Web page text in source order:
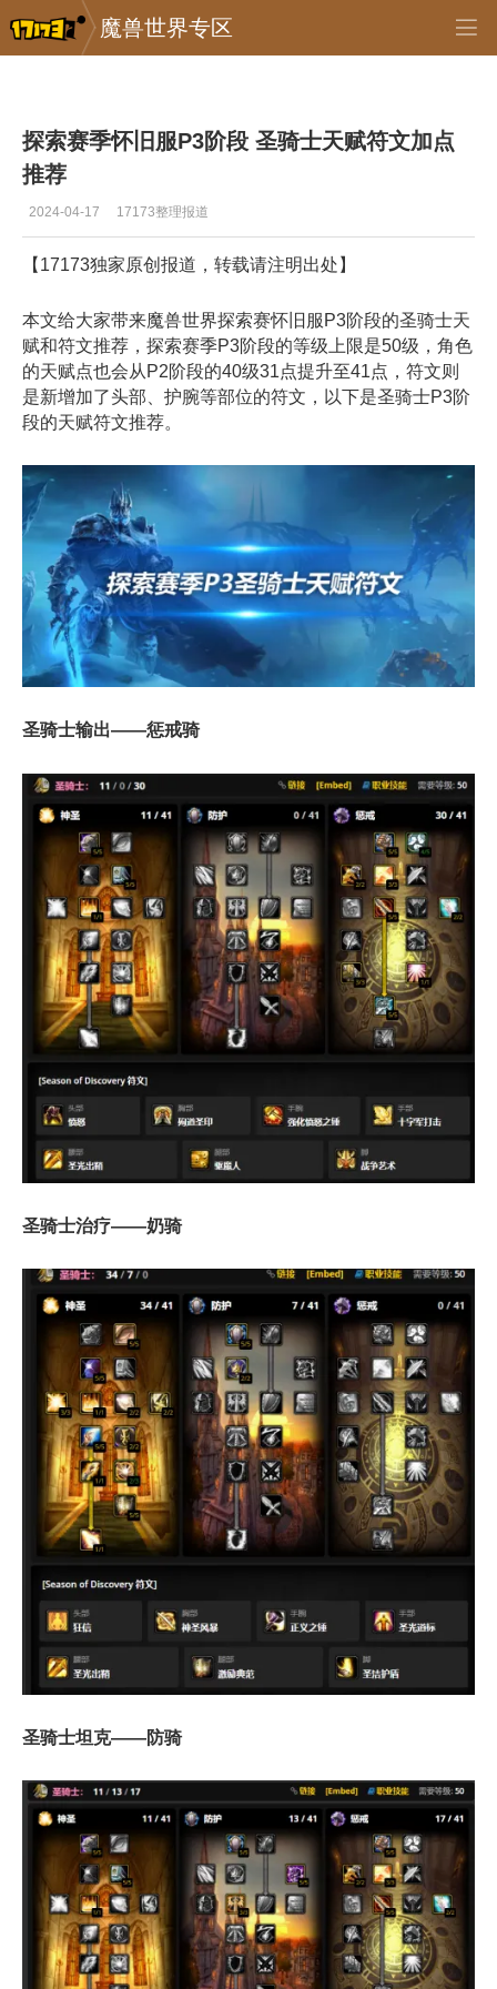
魔兽世界专区
专区_《魔兽世界》 >
探索赛季怀旧服P3阶段 圣骑士天赋符文加点
推荐
2024-04-17 17173整理报道
【17173独家原创报道，转载请注明出处】
本文给大家带来魔兽世界探索赛怀旧服P3阶段的圣骑士天
赋和符文推荐，探索赛季P3阶段的等级上限是50级，角色
的天赋点也会从P2阶段的40级31点提升至41点，符文则
是新增加了头部、护腕等部位的符文，以下是圣骑士P3阶
段的天赋符文推荐。
圣骑士输出——惩戒骑
圣骑士治疗——奶骑
圣骑士坦克——防骑